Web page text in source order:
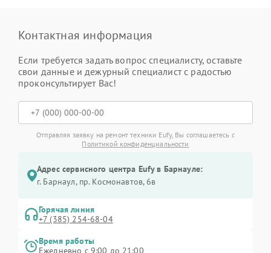
Контактная информация
Если требуется задать вопрос специалисту, оставьте
свои данные и дежурный специалист с радостью
проконсультирует Вас!
Отправляя заявку на ремонт техники Eufy, Вы соглашаетесь с
Политикой конфиденциальности
Адрес сервисного центра Eufy в Барнауле:
г. Барнаул, ​пр. Космонавтов, 6в
Горячая линия
+7 (385) 254-68-04
Время работы
Ежедневно с 9:00 до 21:00